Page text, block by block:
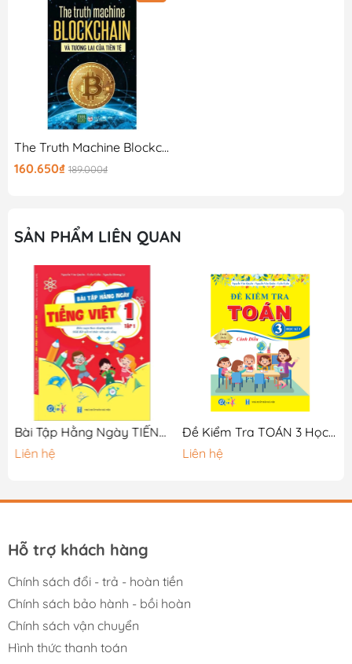
The Truth Machine Blockchain Và Tương Lai Của Tiền Tệ
160.650₫ 189.000₫
SẢN PHẨM LIÊN QUAN
Bài Tập Hằng Ngày TIẾNG VIỆT 1 - Tập 1 - Cánh Diều
Liên hệ
Đề Kiểm Tra TOÁN 3 Học Kì 1
Liên hệ
Hỗ trợ khách hàng
Chính sách đổi - trả - hoàn tiền
Chính sách bảo hành - bồi hoàn
Chính sách vận chuyển
Hình thức thanh toán